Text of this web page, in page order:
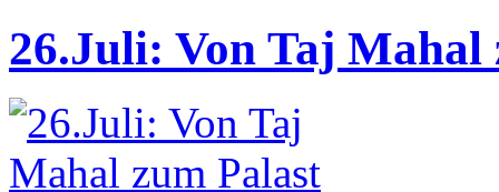
26.Juli: Von Taj Mahal